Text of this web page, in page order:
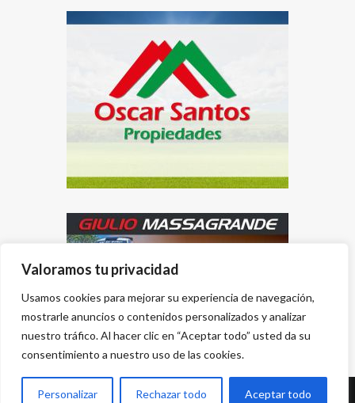
Valoramos tu privacidad
Usamos cookies para mejorar su experiencia de navegación,
mostrarle anuncios o contenidos personalizados y analizar
nuestro tráfico. Al hacer clic en “Aceptar todo” usted da su
consentimiento a nuestro uso de las cookies.
Personalizar Rechazar todo Aceptar todo